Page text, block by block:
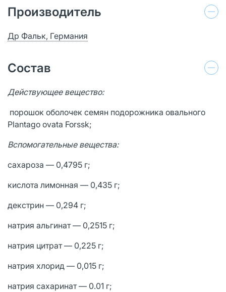
Производитель
Др Фальк, Германия
Состав
Действующее вещество:
порошок оболочек семян подорожника овального
Plantago ovata Forssk;
Вспомогательные вещества:
сахароза — 0,4795 г;
кислота лимонная — 0,435 г;
декстрин — 0,294 г;
натрия альгинат — 0,2515 г;
натрия цитрат — 0,225 г;
натрия хлорид — 0,015 г;
натрия сахаринат — 0.01 г;